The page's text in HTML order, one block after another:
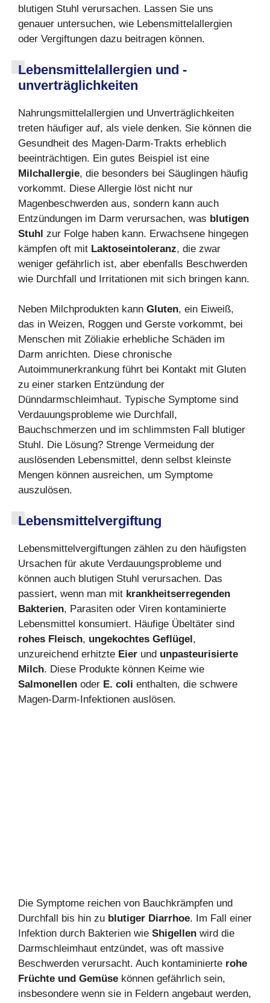
blutigen Stuhl verursachen. Lassen Sie uns
genauer untersuchen, wie Lebensmittelallergien
oder Vergiftungen dazu beitragen können.
Lebensmittelallergien und -
unverträglichkeiten
Nahrungsmittelallergien und Unverträglichkeiten
treten häufiger auf, als viele denken. Sie können die
Gesundheit des Magen-Darm-Trakts erheblich
beeinträchtigen. Ein gutes Beispiel ist eine
Milchallergie, die besonders bei Säuglingen häufig
vorkommt. Diese Allergie löst nicht nur
Magenbeschwerden aus, sondern kann auch
Entzündungen im Darm verursachen, was blutigen
Stuhl zur Folge haben kann. Erwachsene hingegen
kämpfen oft mit Laktoseintoleranz, die zwar
weniger gefährlich ist, aber ebenfalls Beschwerden
wie Durchfall und Irritationen mit sich bringen kann.
Neben Milchprodukten kann Gluten, ein Eiweiß,
das in Weizen, Roggen und Gerste vorkommt, bei
Menschen mit Zöliakie erhebliche Schäden im
Darm anrichten. Diese chronische
Autoimmunerkrankung führt bei Kontakt mit Gluten
zu einer starken Entzündung der
Dünndarmschleimhaut. Typische Symptome sind
Verdauungsprobleme wie Durchfall,
Bauchschmerzen und im schlimmsten Fall blutiger
Stuhl. Die Lösung? Strenge Vermeidung der
auslösenden Lebensmittel, denn selbst kleinste
Mengen können ausreichen, um Symptome
auszulösen.
Lebensmittelvergiftung
Lebensmittelvergiftungen zählen zu den häufigsten
Ursachen für akute Verdauungsprobleme und
können auch blutigen Stuhl verursachen. Das
passiert, wenn man mit krankheitserregenden
Bakterien, Parasiten oder Viren kontaminierte
Lebensmittel konsumiert. Häufige Übeltäter sind
rohes Fleisch, ungekochtes Geflügel,
unzureichend erhitzte Eier und unpasteurisierte
Milch. Diese Produkte können Keime wie
Salmonellen oder E. coli enthalten, die schwere
Magen-Darm-Infektionen auslösen.
Die Symptome reichen von Bauchkrämpfen und
Durchfall bis hin zu blutiger Diarrhoe. Im Fall einer
Infektion durch Bakterien wie Shigellen wird die
Darmschleimhaut entzündet, was oft massive
Beschwerden verursacht. Auch kontaminierte rohe
Früchte und Gemüse können gefährlich sein,
insbesondere wenn sie in Feldern angebaut werden,